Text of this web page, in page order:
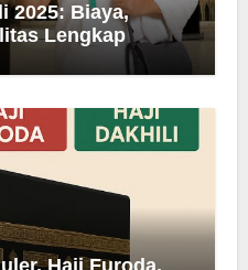
2025: Biaya,
Lengkap